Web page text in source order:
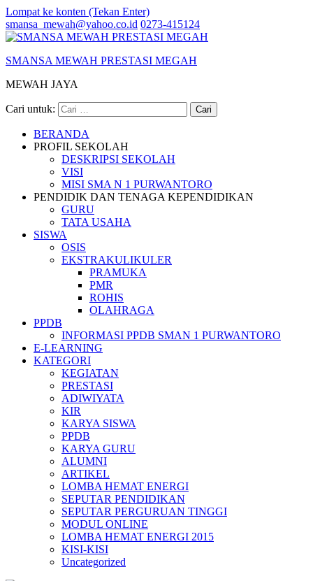
Lompat ke konten (Tekan Enter)
smansa_mewah@yahoo.co.id 0273-415124
SMANSA MEWAH PRESTASI MEGAH
MEWAH JAYA
Cari untuk:
BERANDA
PROFIL SEKOLAH
DESKRIPSI SEKOLAH
VISI
MISI SMA N 1 PURWANTORO
PENDIDIK DAN TENAGA KEPENDIDIKAN
GURU
TATA USAHA
SISWA
OSIS
EKSTRAKULIKULER
PRAMUKA
PMR
ROHIS
OLAHRAGA
PPDB
INFORMASI PPDB SMAN 1 PURWANTORO
E-LEARNING
KATEGORI
KEGIATAN
PRESTASI
ADIWIYATA
KIR
KARYA SISWA
PPDB
KARYA GURU
ALUMNI
ARTIKEL
LOMBA HEMAT ENERGI
SEPUTAR PENDIDIKAN
SEPUTAR PERGURUAN TINGGI
MODUL ONLINE
LOMBA HEMAT ENERGI 2015
KISI-KISI
Uncategorized